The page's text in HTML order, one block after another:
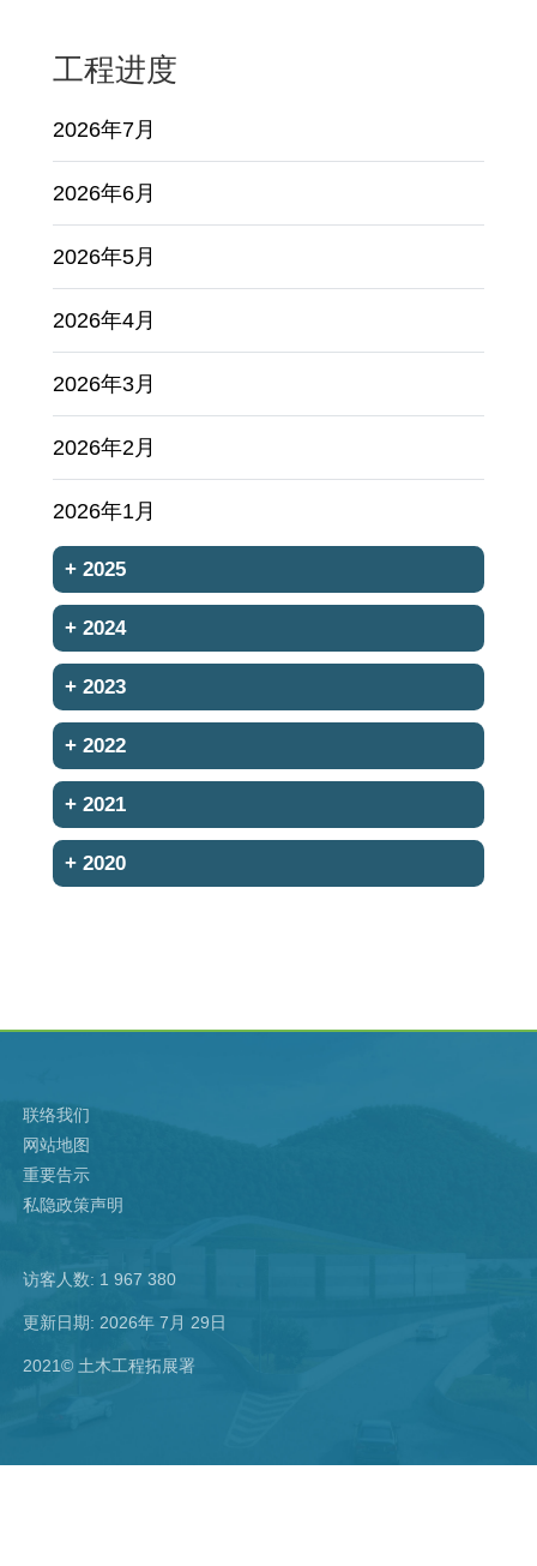
工程进度
2026年7月
2026年6月
2026年5月
2026年4月
2026年3月
2026年2月
2026年1月
+ 2025
+ 2024
+ 2023
+ 2022
+ 2021
+ 2020
联络我们
网站地图
重要告示
私隐政策声明
访客人数: 1 967 380
更新日期: 2026年 7月 29日
2021© 土木工程拓展署